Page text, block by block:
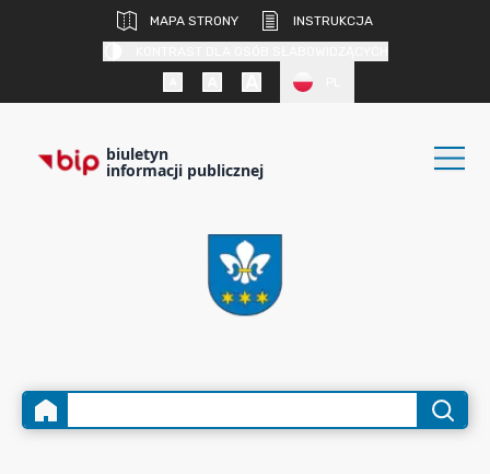
MAPA STRONY
INSTRUKCJA
biuletyn
informacji publicznej